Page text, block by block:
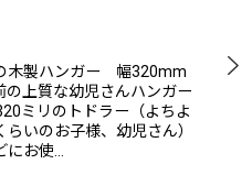
木製ハンガー 幅320mm
の上質な幼児さんハンガー
ミリのトドラー（よちよ
いのお子様、幼児さん）
お使…